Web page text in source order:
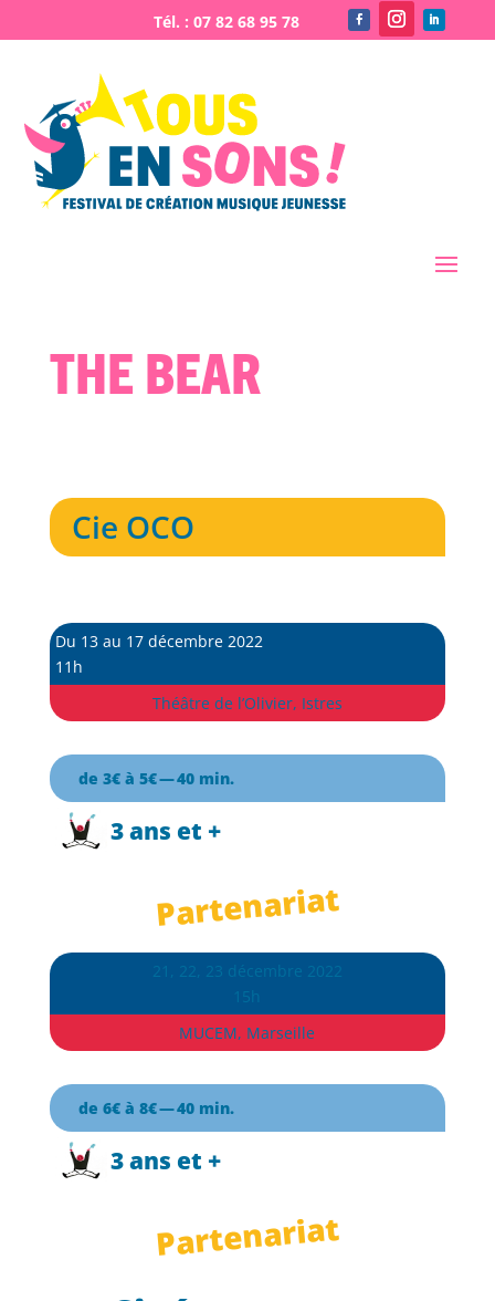
The bear
Cie OCO
Du 13 au 17 décembre 2022
11h
Théâtre de l’Olivier, Istres
de 3€ à 5€ — 40 min.
3 ans et +
Partenariat
21, 22, 23 décembre 2022
15h
MUCEM, Marseille
de 6€ à 8€ — 40 min.
3 ans et +
Partenariat